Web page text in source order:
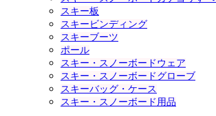
スキー板
スキービンディング
スキーブーツ
ポール
スキー・スノーボードウェア
スキー・スノーボードグローブ
スキーバッグ・ケース
スキー・スノーボード用品